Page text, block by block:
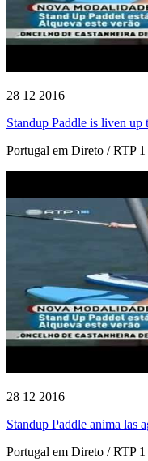
28 12 2016
Standup Paddle is liven
Portugal em Direto / RTP 1
28 12 2016
Standup Paddle anima las
Portugal em Direto / RTP 1